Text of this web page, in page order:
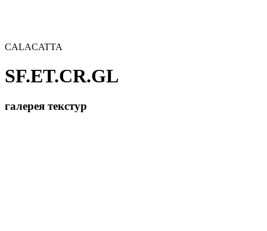
CALACATTA
SF.ET.CR.GL
галерея текстур